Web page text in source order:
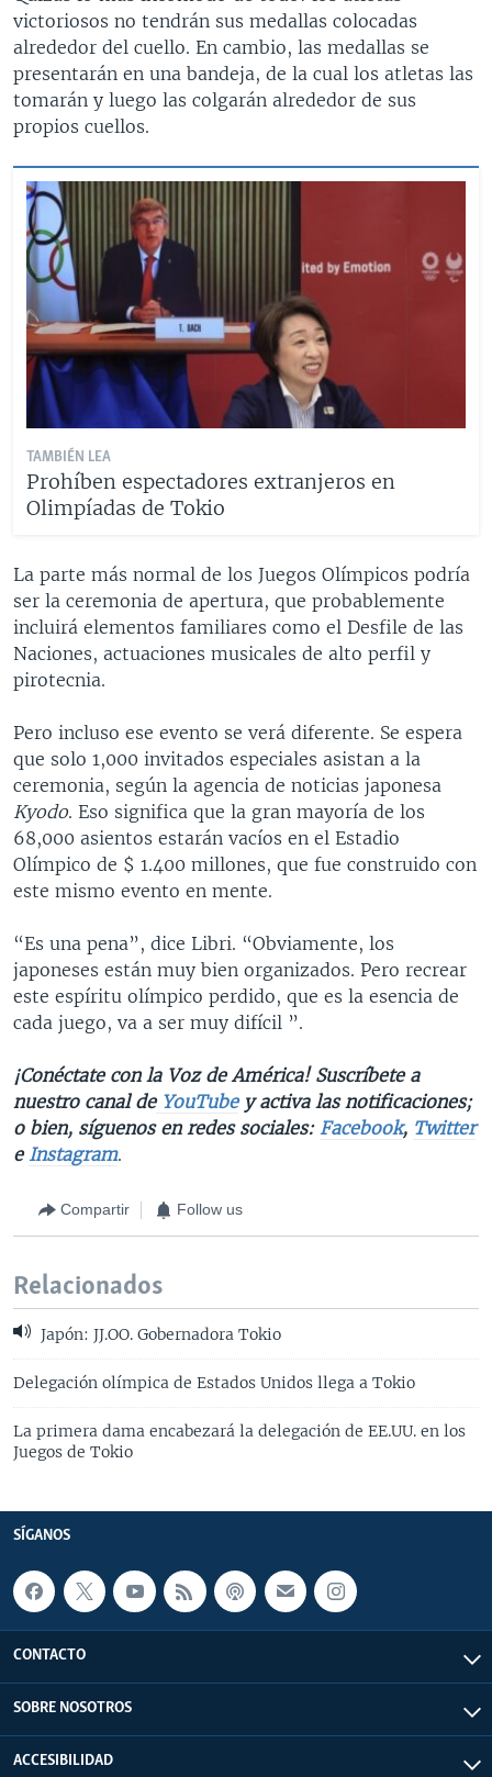
victoriosos no tendrán sus medallas colocadas
alrededor del cuello. En cambio, las medallas se
presentarán en una bandeja, de la cual los atletas las
tomarán y luego las colgarán alrededor de sus
propios cuellos.
TAMBIÉN LEA
Prohíben espectadores extranjeros en
Olimpíadas de Tokio
La parte más normal de los Juegos Olímpicos podría
ser la ceremonia de apertura, que probablemente
incluirá elementos familiares como el Desfile de las
Naciones, actuaciones musicales de alto perfil y
pirotecnia.
Pero incluso ese evento se verá diferente. Se espera
que solo 1,000 invitados especiales asistan a la
ceremonia, según la agencia de noticias japonesa
Kyodo. Eso significa que la gran mayoría de los
68,000 asientos estarán vacíos en el Estadio
Olímpico de $ 1.400 millones, que fue construido con
este mismo evento en mente.
“Es una pena”, dice Libri. “Obviamente, los
japoneses están muy bien organizados. Pero recrear
este espíritu olímpico perdido, que es la esencia de
cada juego, va a ser muy difícil ”.
¡Conéctate con la Voz de América! Suscríbete a
nuestro canal deYouTubey activa las notificaciones;
o bien, síguenos en redes sociales: Facebook, Twitter
e Instagram.
Compartir Follow us
Relacionados
Japón: JJ.OO. Gobernadora Tokio
Delegación olímpica de Estados Unidos llega a Tokio
La primera dama encabezará la delegación de EE.UU. en los
Juegos de Tokio
SÍGANOS
CONTACTO
SOBRE NOSOTROS
ACCESIBILIDAD